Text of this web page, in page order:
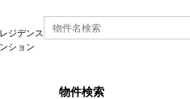
ジデンス
ション
物件検索